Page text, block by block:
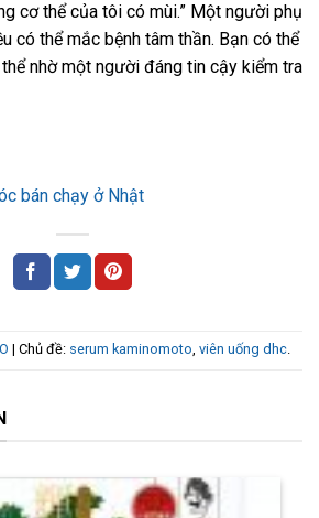
cơ thể của tôi có mùi.” Một người phụ
có thể mắc bệnh tâm thần. Bạn có thể
nhờ một người đáng tin cậy kiểm tra
bán chạy ở Nhật
| Chủ đề: serum kaminomoto, viên uống dhc.